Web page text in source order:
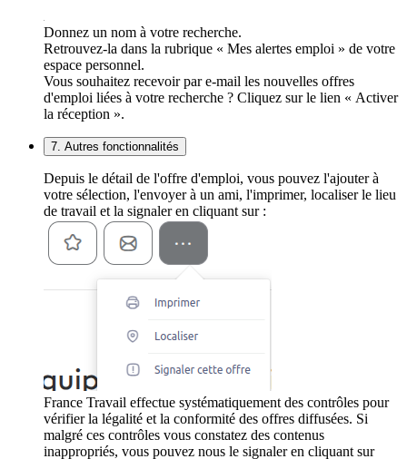
Donnez un nom à votre recherche.
Retrouvez-la dans la rubrique « Mes alertes emploi » de votre
espace personnel.
Vous souhaitez recevoir par e-mail les nouvelles offres
d'emploi liées à votre recherche ? Cliquez sur le lien « Activer
la réception ».
7. Autres fonctionnalités
Depuis le détail de l'offre d'emploi, vous pouvez l'ajouter à
votre sélection, l'envoyer à un ami, l'imprimer, localiser le lieu
de travail et la signaler en cliquant sur :
France Travail effectue systématiquement des contrôles pour
vérifier la légalité et la conformité des offres diffusées. Si
malgré ces contrôles vous constatez des contenus
inappropriés, vous pouvez nous le signaler en cliquant sur